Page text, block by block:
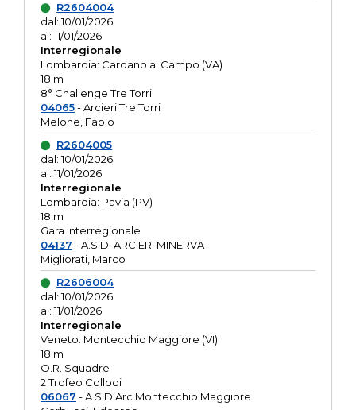
R2604004
dal: 10/01/2026
al: 11/01/2026
Interregionale
Lombardia: Cardano al Campo (VA)
18 m
8° Challenge Tre Torri
04065- Arcieri Tre Torri
Melone, Fabio
R2604005
dal: 10/01/2026
al: 11/01/2026
Interregionale
Lombardia: Pavia (PV)
18 m
Gara Interregionale
04137 - A.S.D. ARCIERI MINERVA
Migliorati, Marco
R2606004
dal: 10/01/2026
al: 11/01/2026
Interregionale
Veneto: Montecchio Maggiore (VI)
18 m
O.R. Squadre
2 Trofeo Collodi
06067 - A.S.D.Arc.Montecchio Maggiore